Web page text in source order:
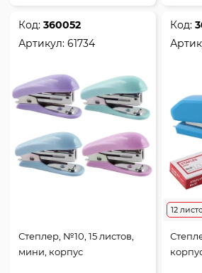
Код:360052
Артикул:61734
Степлер, №10, 15 листов,
мини, корпус
Код:
12